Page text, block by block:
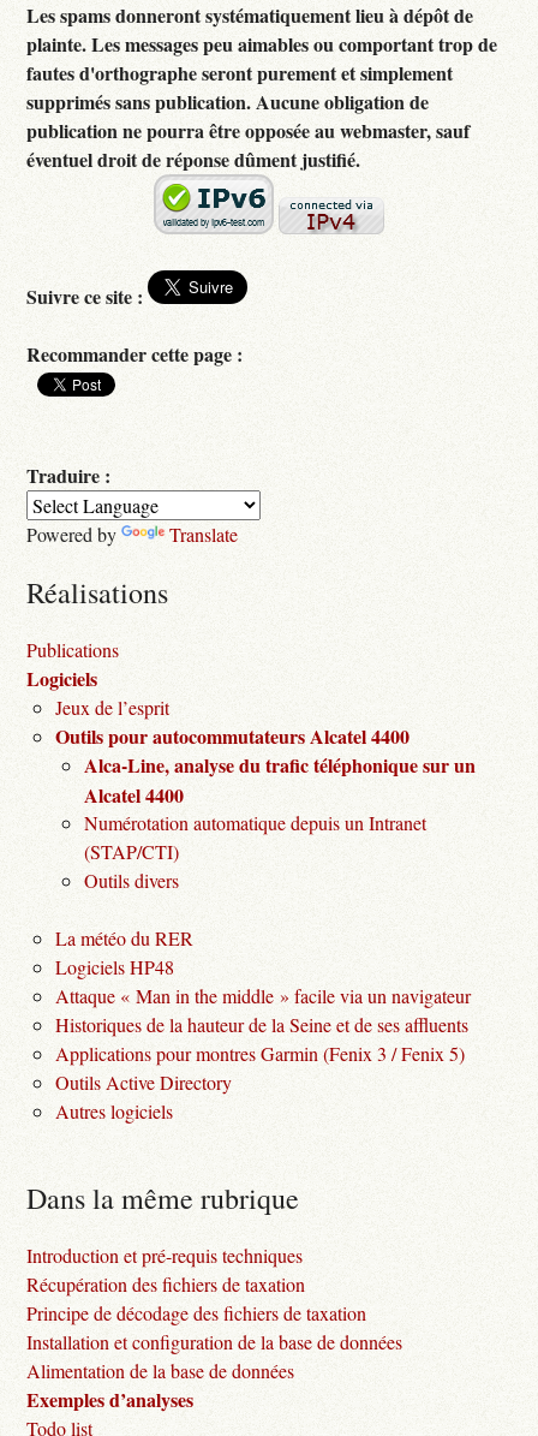
Les spams donneront systématiquement lieu à dépôt de
plainte. Les messages peu aimables ou comportant trop de
fautes d'orthographe seront purement et simplement
supprimés sans publication. Aucune obligation de
publication ne pourra être opposée au webmaster, sauf
éventuel droit de réponse dûment justifié.
Suivre ce site :
Recommander cette page :
Traduire :
Powered by Translate
Réalisations
Publications
Logiciels
Jeux de l’esprit
Outils pour autocommutateurs Alcatel 4400
Alca-Line, analyse du trafic téléphonique sur un
Alcatel 4400
Numérotation automatique depuis un Intranet
(STAP/CTI)
Outils divers
La météo du RER
Logiciels HP48
Attaque « Man in the middle » facile via un navigateur
Historiques de la hauteur de la Seine et de ses affluents
Applications pour montres Garmin (Fenix 3 / Fenix 5)
Outils Active Directory
Autres logiciels
Dans la même rubrique
Introduction et pré-requis techniques
Récupération des fichiers de taxation
Principe de décodage des fichiers de taxation
Installation et configuration de la base de données
Alimentation de la base de données
Exemples d’analyses
Todo list